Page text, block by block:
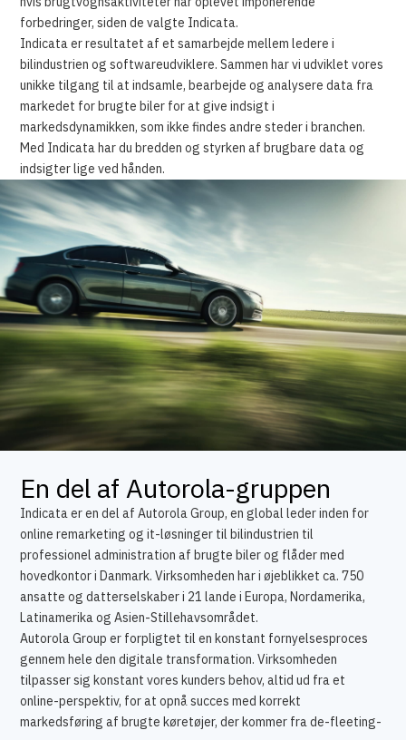
forbedringer, siden de valgte Indicata.
Indicata er resultatet af et samarbejde mellem ledere i
bilindustrien og softwareudviklere. Sammen har vi udviklet vores
unikke tilgang til at indsamle, bearbejde og analysere data fra
markedet for brugte biler for at give indsigt i
markedsdynamikken, som ikke findes andre steder i branchen.
Med Indicata har du bredden og styrken af brugbare data og
indsigter lige ved hånden.
En del af Autorola-gruppen
Indicata er en del af Autorola Group, en global leder inden for
online remarketing og it-løsninger til bilindustrien til
professionel administration af brugte biler og flåder med
hovedkontor i Danmark. Virksomheden har i øjeblikket ca. 750
ansatte og datterselskaber i 21 lande i Europa, Nordamerika,
Latinamerika og Asien-Stillehavsområdet.
Autorola Group er forpligtet til en konstant fornyelsesproces
gennem hele den digitale transformation. Virksomheden
tilpasser sig konstant vores kunders behov, altid ud fra et
online-perspektiv, for at opnå succes med korrekt
markedsføring af brugte køretøjer, der kommer fra de-fleeting-